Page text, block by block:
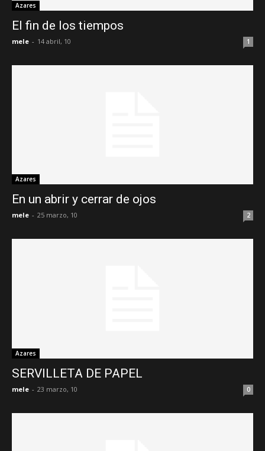
Azares
El fin de los tiempos
mele - 14 abril, 10 1
Azares
En un abrir y cerrar de ojos
mele - 25 marzo, 10 2
Azares
SERVILLETA DE PAPEL
mele - 23 marzo, 10 0